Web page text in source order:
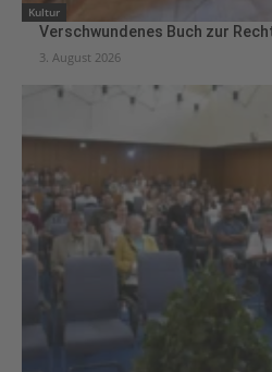
Kultur
Verschwundenes Buch zur
3. August 2026